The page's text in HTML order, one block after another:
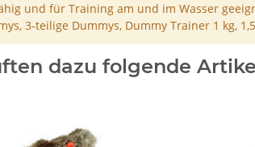
und für Training am und im Wasser
3-teilige Dummys, Dummy Trainer 1 kg,
dazu folgende